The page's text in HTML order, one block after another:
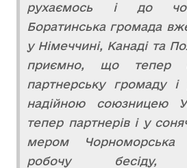
рухаємось і до
Боратинська громада
у Німеччині, Канаді та
приємно, що тепер
партнерську громаду
надійною союзницею
тепер партнерів і у
мером
робочу бесіду,